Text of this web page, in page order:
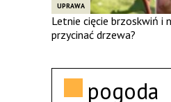
UPRAWA
Letnie cięcie brzoskwiń i
przycinać drzewa?
pogoda